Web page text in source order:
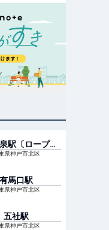
駅〔ロープウ
ェイ〕駅
県神戸市北区
有馬口駅
県神戸市北区
五社駅
県神戸市北区